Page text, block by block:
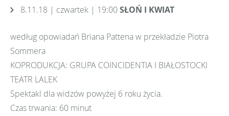
8.11.18 | czwartek | 19:00SŁOŃ I KWIAT
według opowiadań Briana Pattena w przekładzie Piotra
Sommera
KOPRODUKCJA: GRUPA COINCIDENTIA I BIAŁOSTOCKI
TEATR LALEK
Spektakl dla widzów powyżej 6 roku życia.
Czas trwania: 60 minut